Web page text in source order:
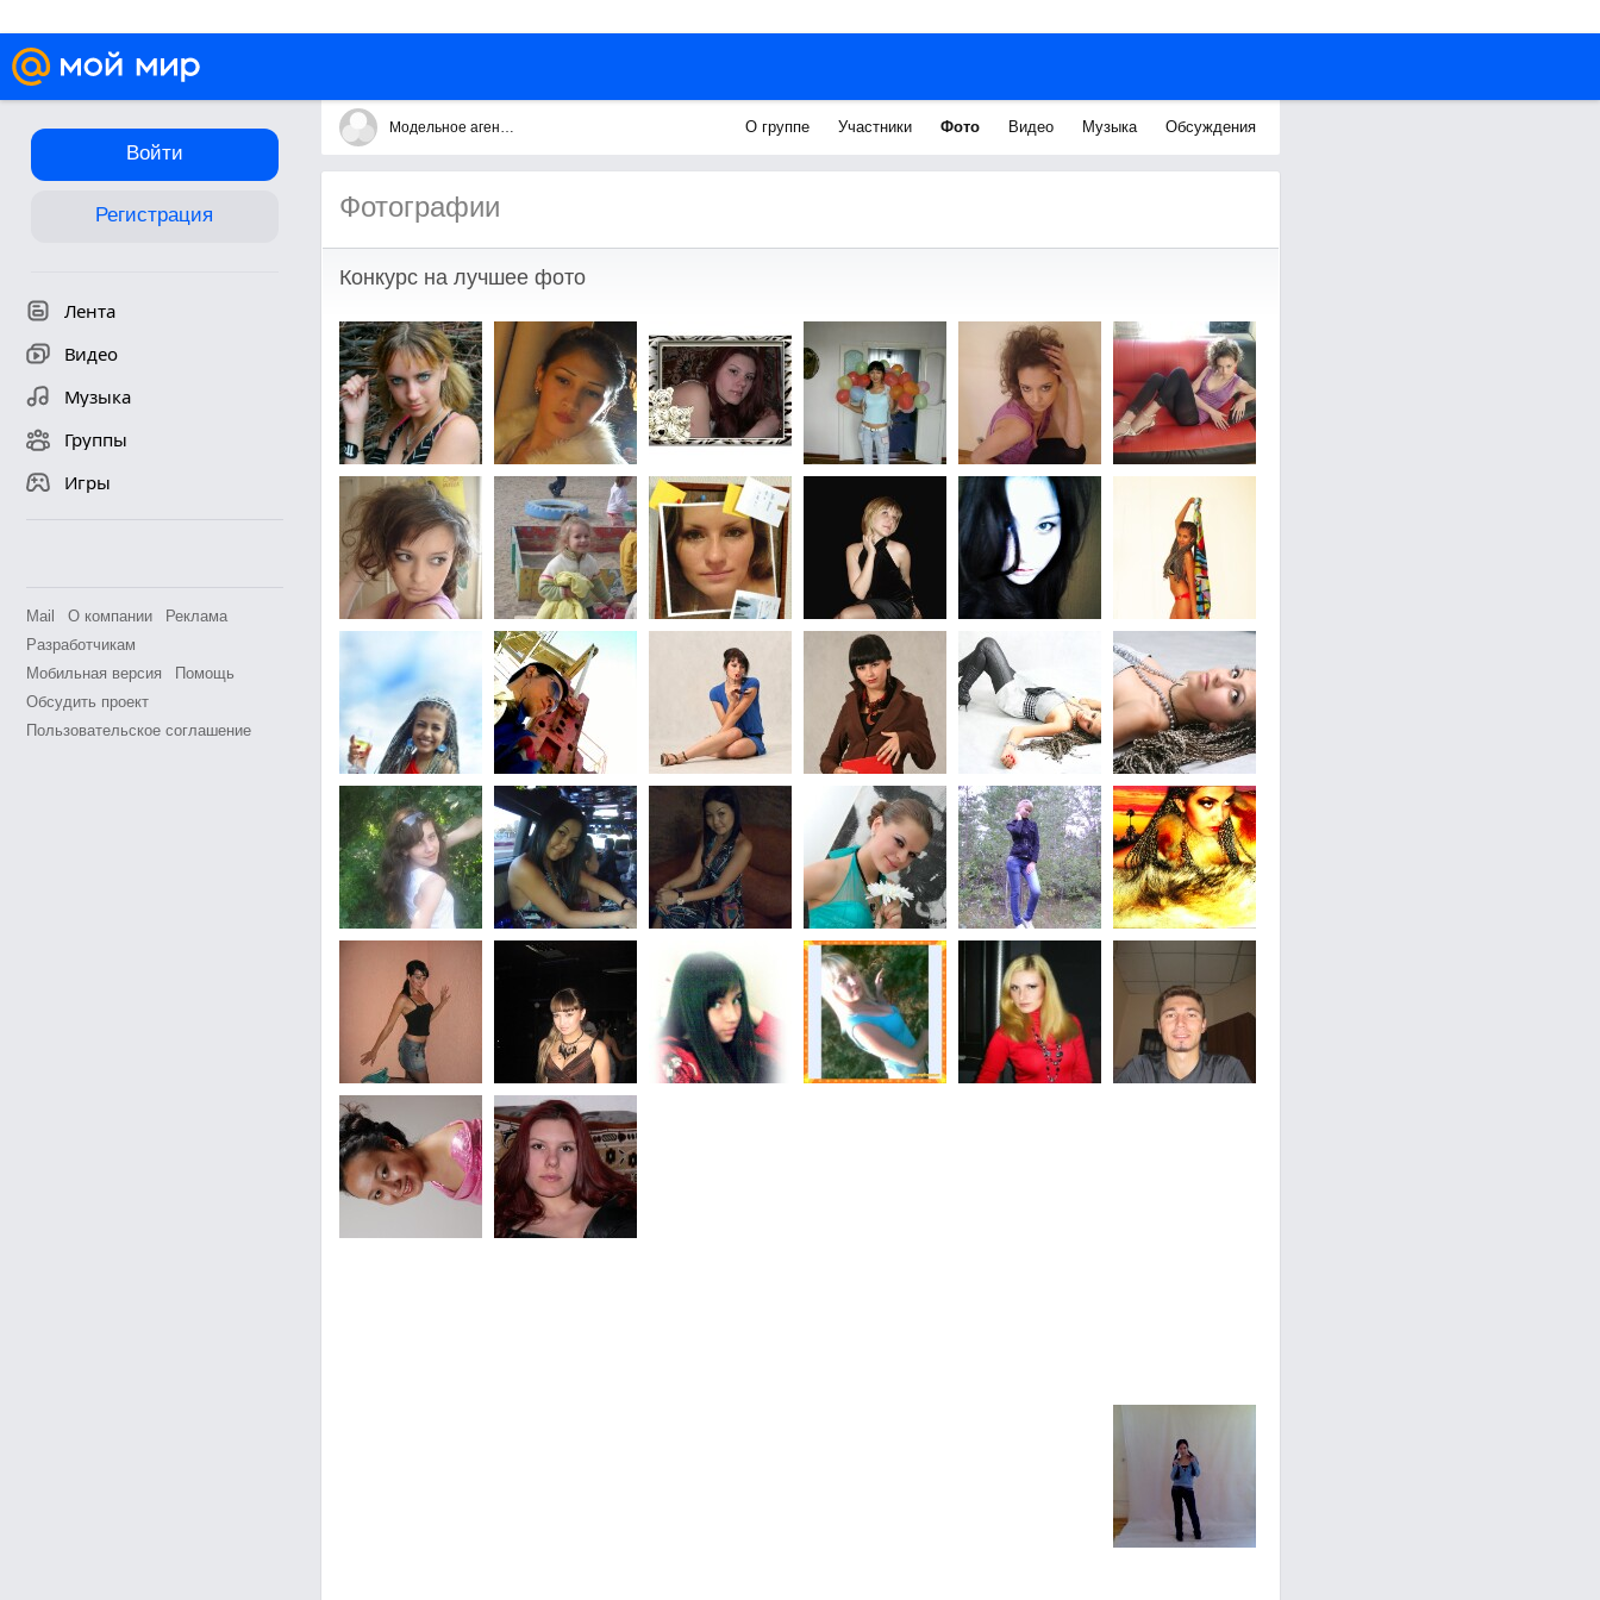
Войти
Регистрация
Лента
Видео
Музыка
Группы
Игры
Mail О компании
Реклама
Разработчикам
Мобильная версия
Помощь
Обсудить проект
Пользовательское соглашение
Модельное агентство "АРУ" О группе Участники Фото Видео Музыка Обсуждения
Фотографии
Конкурс на лучшее фото